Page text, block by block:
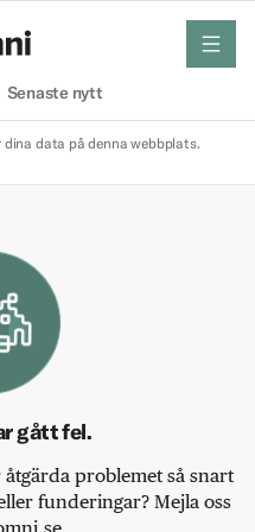
Senaste nytt
meny
data på denna webbplats.
gått fel.
problemet så snart
funderingar? Mejla oss